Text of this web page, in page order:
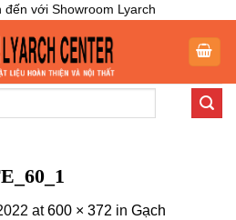
đến với Showroom Lyarch
at600 × 372 in Gạch